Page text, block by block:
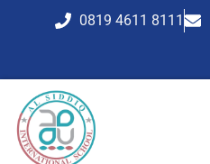
0819 4611 8111